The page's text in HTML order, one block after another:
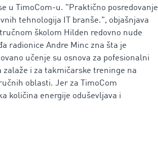
u TimoCom-u. "Praktično posredovanje
tehnologija IT branše.", objašnjava
školom Hilden redovno nude
radionice Andre Minc zna šta je
učenje su osnova za pofesionalni
i za takmičarske treninge na
oblasti. Jer za TimoCom
količina energije oduševljava i